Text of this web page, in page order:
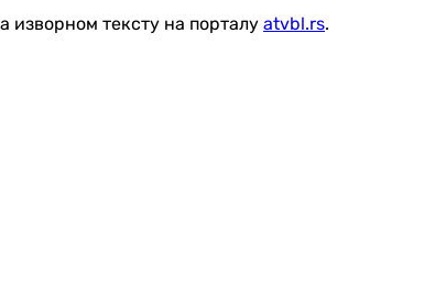
изворном тексту на порталу atvbl.rs.